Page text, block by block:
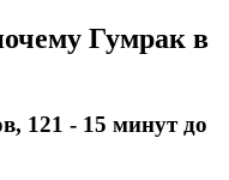
Гумрак в
121 - 15 минут до